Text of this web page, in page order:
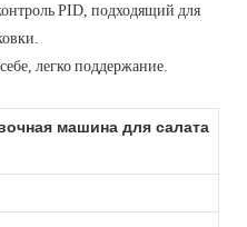
PID, подходящий для
легко поддержание.
машина для салата